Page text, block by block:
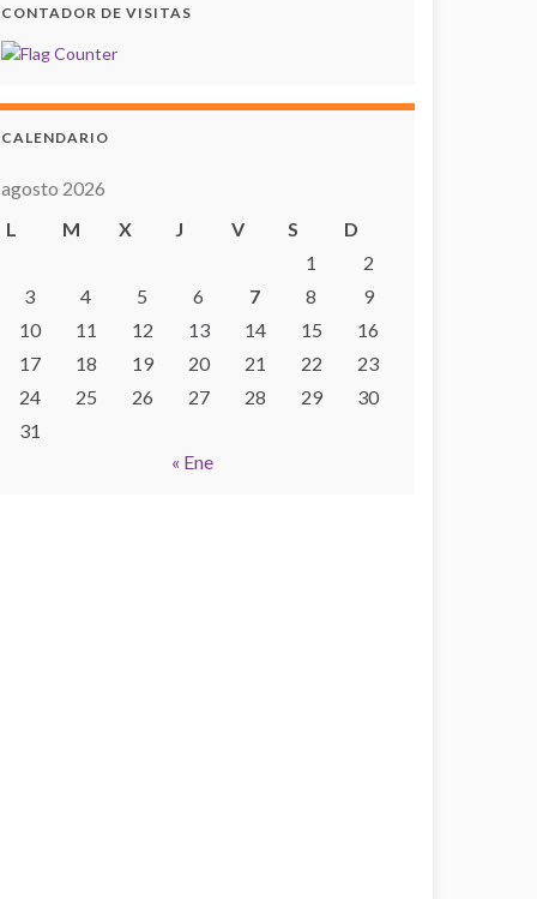
CONTADOR DE VISITAS
CALENDARIO
agosto 2026
L
M X J V S
D
1
2
3
4 5 6 7 8
9
10
11 12 13 14 15
16
17
18 19 20 21 22
23
24
25 26 27 28 29
30
31
« Ene